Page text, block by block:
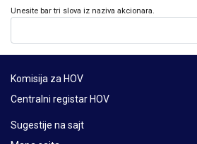
Unesite bar tri slova iz naziva akcionara.
Komisija za HOV
Centralni registar HOV
Sugestije na sajt